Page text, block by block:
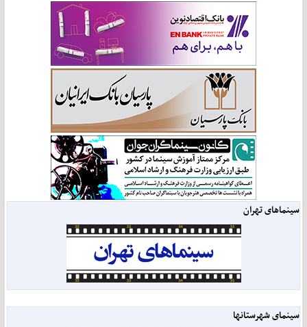
سینماهای تهران
سینمای شهرستانها